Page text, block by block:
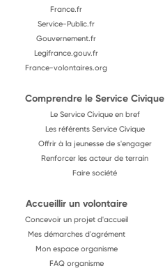
France.fr
Service-Public.fr
Gouvernement.fr
Legifrance.gouv.fr
France-volontaires.org
Comprendre le Service Civique
Le Service Civique en bref
Les référents Service Civique
Offrir à la jeunesse de s'engager
Renforcer les acteur de terrain
Faire société
Accueillir un volontaire
Concevoir un projet d'accueil
Mes démarches d'agrément
Mon espace organisme
FAQ organisme